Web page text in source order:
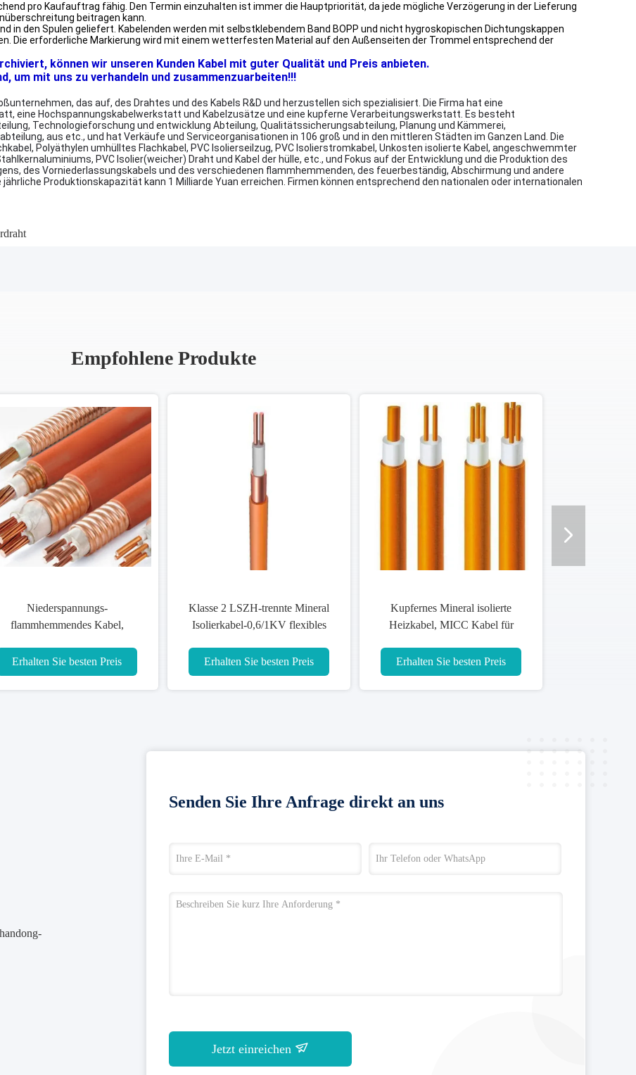
pro Kaufauftrag fähig. Den Termin einzuhalten ist immer die Hauptpriorität, da jede mögliche Verzögerung in der Lieferung
beitragen kann.
in den Spulen geliefert. Kabelenden werden mit selbstklebendem Band BOPP und nicht hygroskopischen Dichtungskappen
Die erforderliche Markierung wird mit einem wetterfesten Material auf den Außenseiten der Trommel entsprechend der
können wir unseren Kunden Kabel mit guter Qualität und Preis anbieten.
um mit uns zu verhandeln und zusammenzuarbeiten!!!
das auf, des Drahtes und des Kabels R&D und herzustellen sich spezialisiert. Die Firma hat eine
eine Hochspannungskabelwerkstatt und Kabelzusätze und eine kupferne Verarbeitungswerkstatt. Es besteht
Technologieforschung und entwicklung Abteilung, Qualitätssicherungsabteilung, Planung und Kämmerei,
aus etc., und hat Verkäufe und Serviceorganisationen in 106 groß und in den mittleren Städten im Ganzen Land. Die
Polyäthylen umhülltes Flachkabel, PVC Isolierseilzug, PVC Isolierstromkabel, Unkosten isolierte Kabel, angeschwemmter
PVC Isolier(weicher) Draht und Kabel der hülle, etc., und Fokus auf der Entwicklung und die Produktion des
des Vorniederlassungskabels und des verschiedenen flammhemmenden, des feuerbeständig, Abschirmung und andere
Produktionskapazität kann 1 Milliarde Yuan erreichen. Firmen können entsprechend den nationalen oder internationalen
Empfohlene Produkte
Niederspannungs-
flammhemmendes Kabel,
Mineral isolierte s
Erhalten Sie besten Preis
Klasse 2 LSZH-trennte Mineral
Isolierkabel-0,6/1KV flexibles
Erhalten Sie besten Preis
Kupfernes Mineral isolierte
Heizkabel, MICC Kabel für
Erhalten Sie besten Preis
Senden Sie Ihre Anfrage direkt an uns
Jetzt einreichen